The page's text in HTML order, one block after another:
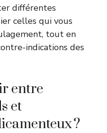
différentes
celles qui vous
tout en
indications des
entre
et
?